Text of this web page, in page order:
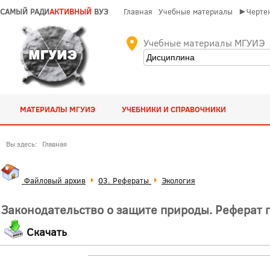
САМЫЙ РАДИАКТИВНЫЙ ВУЗ Главная Учебные материалы
Учебные материалы МГУИЭ
МАТЕРИАЛЫ МГУИЭ УЧЕБНИКИ И СПРАВОЧНИКИ
Вы здесь: Главная
Файловый архив 03. Рефераты Экология
Законодательство о защите природы. Реферат
Скачать